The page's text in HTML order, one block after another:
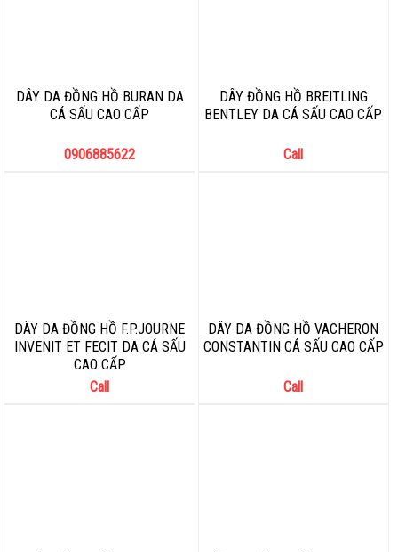
DÂY DA ĐỒNG HỒ BURAN DA
CÁ SẤU CAO CẤP
0906885622
DÂY ĐỒNG HỒ BREITLING
BENTLEY DA CÁ SẤU CAO CẤP
Call
DÂY DA ĐỒNG HỒ F.P.JOURNE
INVENIT ET FECIT DA CÁ SẤU
CAO CẤP
Call
DÂY DA ĐỒNG HỒ VACHERON
CONSTANTIN CÁ SẤU CAO CẤP
Call